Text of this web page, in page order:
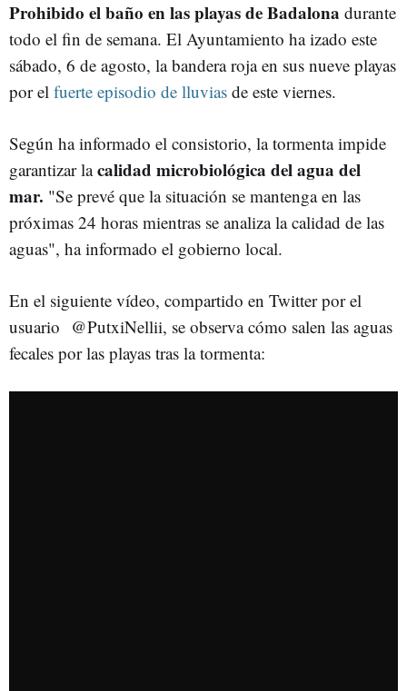
Prohibido el baño en las playas de Badalona durante
todo el fin de semana. El Ayuntamiento ha izado este
sábado, 6 de agosto, la bandera roja en sus nueve playas
por el fuerte episodio de lluvias de este viernes.
Según ha informado el consistorio, la tormenta impide
garantizar lacalidad microbiológica del agua del
mar. "Se prevé que la situación se mantenga en las
próximas 24 horas mientras se analiza la calidad de las
aguas", ha informado el gobierno local.
En el siguiente vídeo, compartido en Twitter por el
usuario @PutxiNellii, se observa cómo salen las aguas
fecales por las playas tras la tormenta: